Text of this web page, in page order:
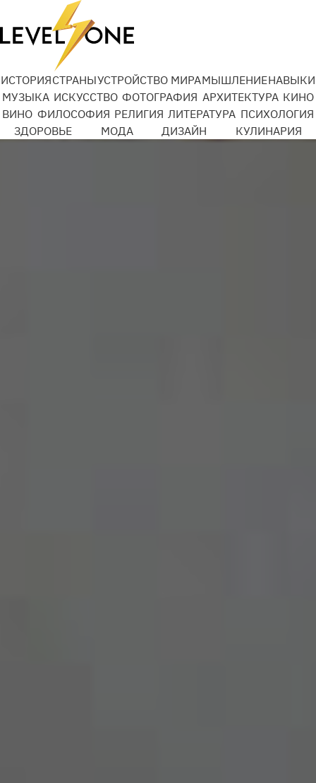
ИСТОРИЯСТРАНЫУСТРОЙСТВО МИРАМЫШЛЕНИЕНАВЫКИ
МУЗЫКА ИСКУССТВО ФОТОГРАФИЯ АРХИТЕКТУРА КИНО
ВИНО ФИЛОСОФИЯ РЕЛИГИЯ ЛИТЕРАТУРА ПСИХОЛОГИЯ
ЗДОРОВЬЕ
МОДА ДИЗАЙН КУЛИНАРИЯ
Добро Mail.ru
Подробности